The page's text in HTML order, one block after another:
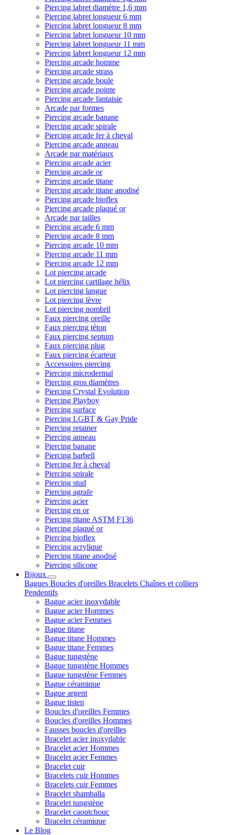
Piercing labret diamètre 1,6 mm
Piercing labret longueur 6 mm
Piercing labret longueur 8 mm
Piercing labret longueur 10 mm
Piercing labret longueur 11 mm
Piercing labret longueur 12 mm
Piercing arcade homme
Piercing arcade strass
Piercing arcade boule
Piercing arcade pointe
Piercing arcade fantaisie
Arcade par formes
Piercing arcade banane
Piercing arcade spirale
Piercing arcade fer à cheval
Piercing arcade anneau
Arcade par matériaux
Piercing arcade acier
Piercing arcade or
Piercing arcade titane
Piercing arcade titane anodisé
Piercing arcade bioflex
Piercing arcade plaqué or
Arcade par tailles
Piercing arcade 6 mm
Piercing arcade 8 mm
Piercing arcade 10 mm
Piercing arcade 11 mm
Piercing arcade 12 mm
Lot piercing arcade
Lot piercing cartilage hélix
Lot piercing langue
Lot piercing lèvre
Lot piercing nombril
Faux piercing oreille
Faux piercing téton
Faux piercing septum
Faux piercing plug
Faux piercing écarteur
Accessoires piercing
Piercing microdermal
Piercing gros diamètres
Piercing Crystal Evolution
Piercing Playboy
Piercing surface
Piercing LGBT & Gay Pride
Piercing retainer
Piercing anneau
Piercing banane
Piercing barbell
Piercing fer à cheval
Piercing spirale
Piercing stud
Piercing agrafe
Piercing acier
Piercing en or
Piercing titane ASTM F136
Piercing plaqué or
Piercing bioflex
Piercing acrylique
Piercing titane anodisé
Piercing silicone
Bijoux
Bagues Boucles d'oreilles Bracelets Chaînes et colliers
Pendentifs
Bague acier inoxydable
Bague acier Hommes
Bague acier Femmes
Bague titane
Bague titane Hommes
Bague titane Femmes
Bague tungstène
Bague tungstène Hommes
Bague tungstène Femmes
Bague céramique
Bague argent
Bague tisten
Boucles d'oreilles Femmes
Boucles d'oreilles Hommes
Fausses boucles d'oreilles
Bracelet acier inoxydable
Bracelet acier Hommes
Bracelet acier Femmes
Bracelet cuir
Bracelets cuir Hommes
Bracelets cuir Femmes
Bracelet shamballa
Bracelet tungstène
Bracelet caoutchouc
Bracelet céramique
Le Blog